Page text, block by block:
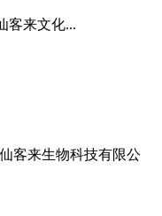
客来文化...
客来生物科技有限公